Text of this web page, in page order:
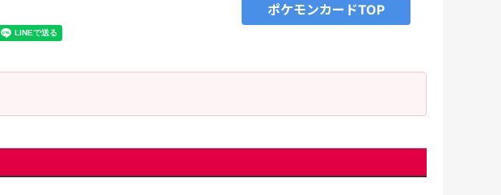
ポケモンカードTOP